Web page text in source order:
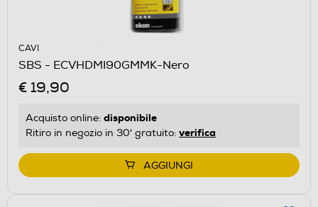
CAVI
SBS - ECVHDMI90GMMK-Nero
€ 19,90
Acquisto online: disponibile
Ritiro in negozio in 30' gratuito: verifica
AGGIUNGI